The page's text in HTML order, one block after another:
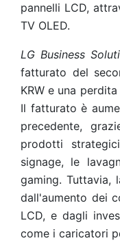
pannelli LCD,
TV OLED.
LG Business
fatturato del
KRW e una
Il fatturato è
precedente,
prodotti
signage, le
gaming. Tuttavia,
dall'aumento dei
LCD, e dagli
come i caricatori